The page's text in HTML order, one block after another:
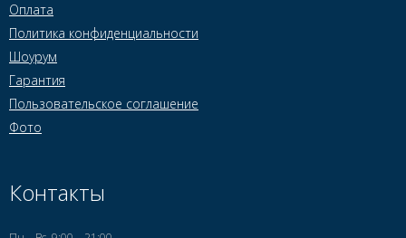
Оплата
Политика конфиденциальности
Шоурум
Гарантия
Пользовательское соглашение
Фото
Контакты